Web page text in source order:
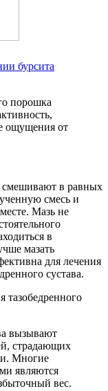
бурсита
порошка
ощущения от
в равных
смесь и
Мазь не
в
мазать
для лечения
сустава.
вызывают
страдающих
Многие
являются
вес.